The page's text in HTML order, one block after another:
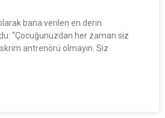
bana verilen en derin
“Çocuğunuzdan her zaman siz
antrenörü olmayın. Siz